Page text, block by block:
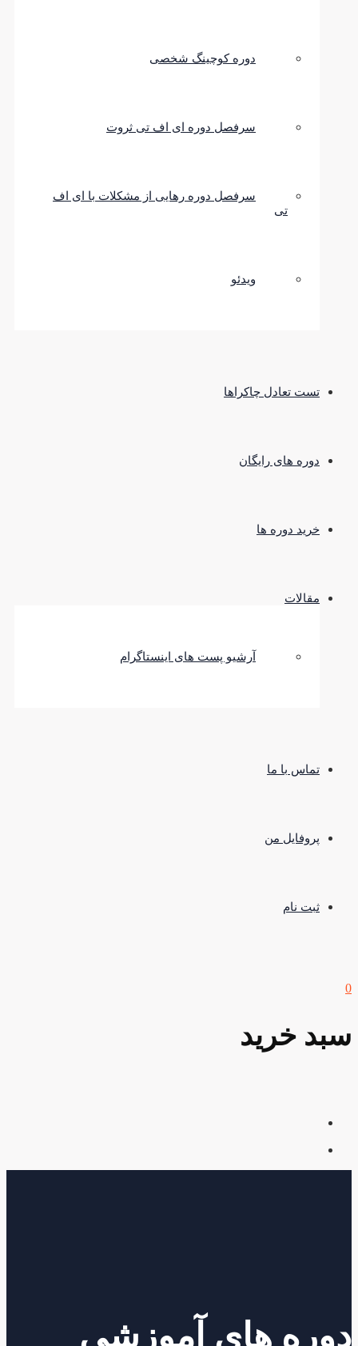
دوره کوچینگ شخصی
سرفصل دوره ای اف تی ثروت
سرفصل دوره رهایی از مشکلات با ای اف
تی
ویدئو
تست تعادل چاکراها
دوره های رایگان
خرید دوره ها
مقالات
آرشیو پست های اینستاگرام
تماس با ما
پروفایل من
ثبت نام
0
سبد خرید
دوره های آموزشی